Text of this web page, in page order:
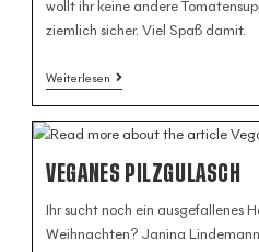
wollt ihr keine andere
ziemlich sicher. Viel Spaß damit.
Weiterlesen
VEGANES PILZGULASCH
Ihr sucht noch ein ausgefallenes
Weihnachten? Janina